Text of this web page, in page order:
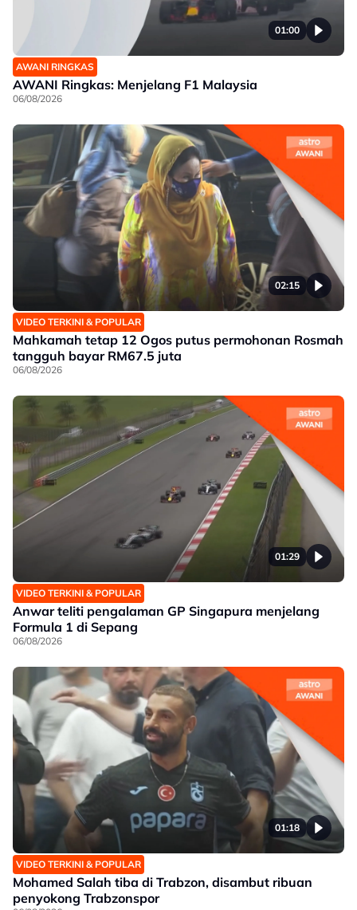
01:00
AWANI RINGKAS
AWANI Ringkas: Menjelang F1 Malaysia
06/08/2026
02:15
VIDEO TERKINI & POPULAR
Mahkamah tetap 12 Ogos putus permohonan Rosmah
tangguh bayar RM67.5 juta
06/08/2026
01:29
VIDEO TERKINI & POPULAR
Anwar teliti pengalaman GP Singapura menjelang
Formula 1 di Sepang
06/08/2026
01:18
VIDEO TERKINI & POPULAR
Mohamed Salah tiba di Trabzon, disambut ribuan
penyokong Trabzonspor